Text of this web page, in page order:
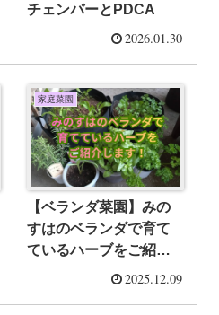
チェンバーとPDCA
2026.01.30
家庭菜園
【ベランダ菜園】みの
すはのベランダで育て
ているハーブをご紹介
2025.12.09